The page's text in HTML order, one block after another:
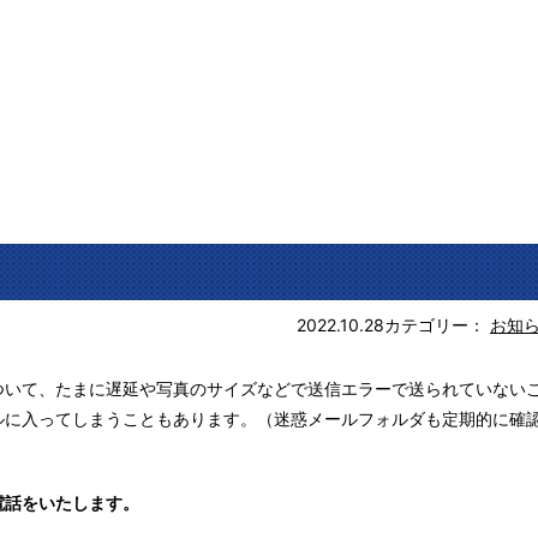
2022.10.28カテゴリー： お知
て、たまに遅延や写真のサイズなどで送信エラーで送られていないこ
入ってしまうこともあります。（迷惑メールフォルダも定期的に確
をいたします。